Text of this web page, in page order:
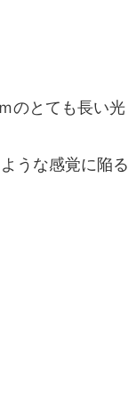
のとても長い光
うな感覚に陥る